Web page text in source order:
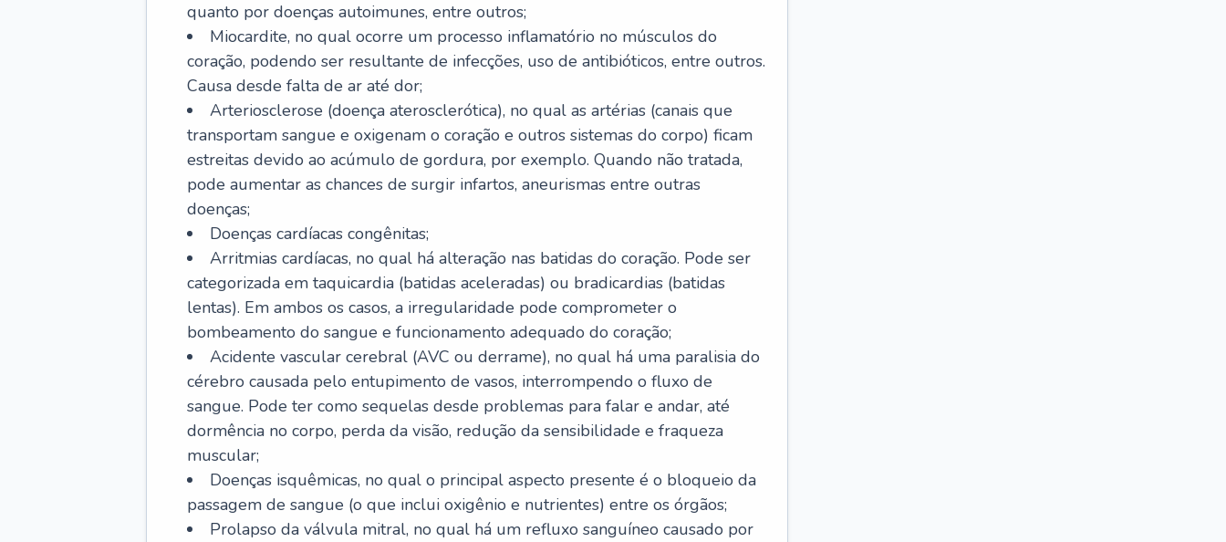
quanto por doenças autoimunes, entre outros;
Miocardite, no qual ocorre um processo inflamatório no músculos do
coração, podendo ser resultante de infecções, uso de antibióticos, entre outros.
Causa desde falta de ar até dor;
Arteriosclerose (doença aterosclerótica), no qual as artérias (canais que
transportam sangue e oxigenam o coração e outros sistemas do corpo) ficam
estreitas devido ao acúmulo de gordura, por exemplo. Quando não tratada,
pode aumentar as chances de surgir infartos, aneurismas entre outras
doenças;
Doenças cardíacas congênitas;
Arritmias cardíacas, no qual há alteração nas batidas do coração. Pode ser
categorizada em taquicardia (batidas aceleradas) ou bradicardias (batidas
lentas). Em ambos os casos, a irregularidade pode comprometer o
bombeamento do sangue e funcionamento adequado do coração;
Acidente vascular cerebral (AVC ou derrame), no qual há uma paralisia do
cérebro causada pelo entupimento de vasos, interrompendo o fluxo de
sangue. Pode ter como sequelas desde problemas para falar e andar, até
dormência no corpo, perda da visão, redução da sensibilidade e fraqueza
muscular;
Doenças isquêmicas, no qual o principal aspecto presente é o bloqueio da
passagem de sangue (o que inclui oxigênio e nutrientes) entre os órgãos;
Prolapso da válvula mitral, no qual há um refluxo sanguíneo causado por